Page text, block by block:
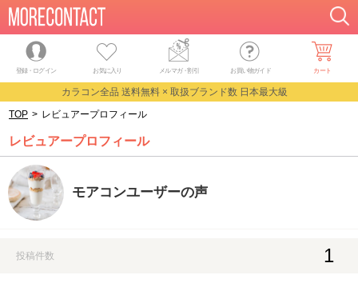
登録・ログイン お気に入り メルマガ・割引 お買い物ガイド カート
カラコン全品 送料無料 × 取扱ブランド数 日本最大級
TOP > レビュアープロフィール
レビュアープロフィール
モアコンユーザーの声
投稿件数 1